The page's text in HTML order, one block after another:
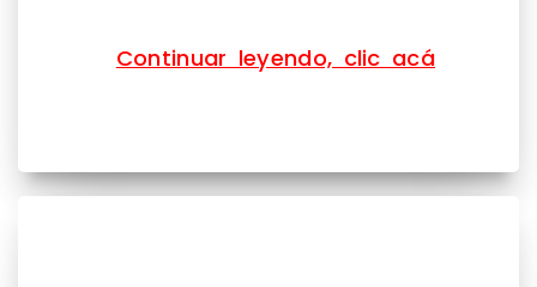
Continuar leyendo, clic acá